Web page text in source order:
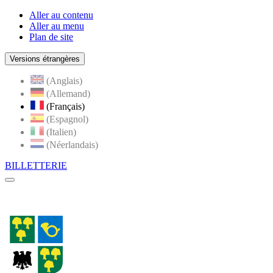
Aller au contenu
Aller au menu
Plan de site
Versions étrangères
(Anglais)
(Allemand)
(Français)
(Espagnol)
(Italien)
(Néerlandais)
BILLETTERIE
Menu